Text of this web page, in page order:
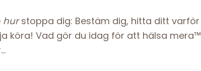
hurstoppa dig: Bestäm dig, hitta ditt varför
köra! Vad gör du idag för att hälsa mera™